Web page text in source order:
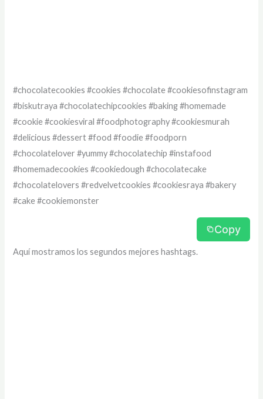
#chocolatecookies #cookies #chocolate #cookiesofinstagram
#biskutraya #chocolatechipcookies #baking #homemade
#cookie #cookiesviral #foodphotography #cookiesmurah
#delicious #dessert #food #foodie #foodporn
#chocolatelover #yummy #chocolatechip #instafood
#homemadecookies #cookiedough #chocolatecake
#chocolatelovers #redvelvetcookies #cookiesraya #bakery
#cake #cookiemonster
Copy
Aquí mostramos los segundos mejores hashtags.